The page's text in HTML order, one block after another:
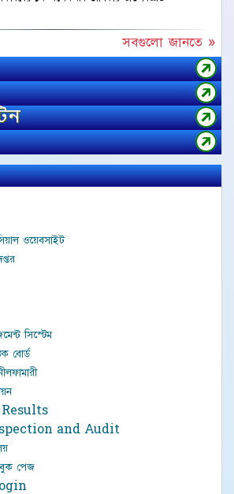
সবগুলো জানতে »
ওয়েবসাইট
সিস্টেম
বোর্ড
and Audit
পেজ